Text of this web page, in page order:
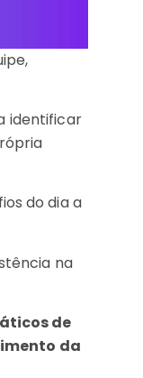
identificar
do dia a
na
de
da